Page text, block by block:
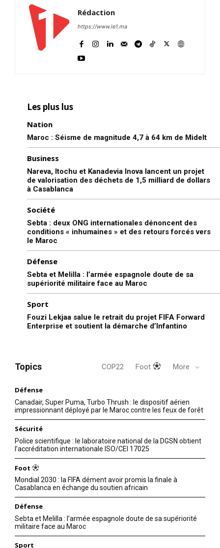
le1.ma
S'ABONNER MAINTENANT
Insight Publications
À propos
Nous contacter
Formules d’abonnement
Rédaction
https://www.le1.ma
Les plus lus
Nation
Maroc : Séisme de magnitude 4,7 à 64 km de Midelt
Business
Nareva, Itochu et Kanadevia Inova lancent un projet
de valorisation des déchets de 1,5 milliard de dollars
à Casablanca
Société
Sebta : deux ONG internationales dénoncent des
conditions « inhumaines » et des retours forcés vers
le Maroc
Défense
Sebta et Melilla : l’armée espagnole doute de sa
supériorité militaire face au Maroc
Sport
Fouzi Lekjaa salue le retrait du projet FIFA Forward
Enterprise et soutient la démarche d’Infantino
Topics COP22 Foot More
Défense
Canadair, Super Puma, Turbo Thrush : le dispositif aérien
impressionnant déployé par le Maroc contre les feux de forêt
Sécurité
Police scientifique : le laboratoire national de la DGSN obtient
l’accréditation internationale ISO/CEI 17025
Foot
Mondial 2030 : la FIFA dément avoir promis la finale à
Casablanca en échange du soutien africain
Défense
Sebta et Melilla : l’armée espagnole doute de sa supériorité
militaire face au Maroc
Sport